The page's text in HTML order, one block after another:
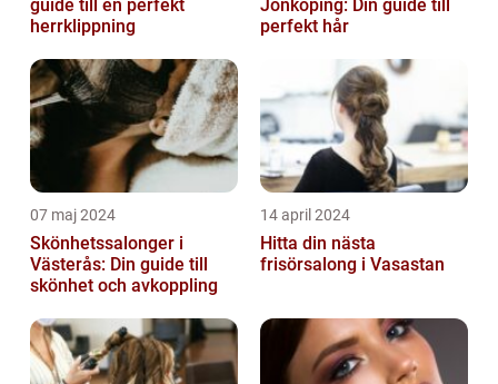
guide till en perfekt
herrklippning
Jönköping: Din guide till
perfekt hår
07 maj 2024
Skönhetssalonger i
Västerås: Din guide till
skönhet och avkoppling
14 april 2024
Hitta din nästa
frisörsalong i Vasastan